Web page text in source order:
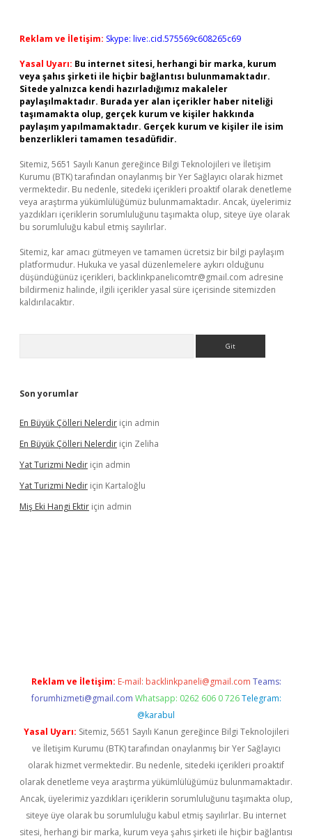
Reklam ve İletişim: Skype: live:.cid.575569c608265c69
Yasal Uyarı: Bu internet sitesi, herhangi bir marka, kurum
veya şahıs şirketi ile hiçbir bağlantısı bulunmamaktadır.
Sitede yalnızca kendi hazırladığımız makaleler
paylaşılmaktadır. Burada yer alan içerikler haber niteliği
taşımamakta olup, gerçek kurum ve kişiler hakkında
paylaşım yapılmamaktadır. Gerçek kurum ve kişiler ile isim
benzerlikleri tamamen tesadüfidir.
Sitemiz, 5651 Sayılı Kanun gereğince Bilgi Teknolojileri ve İletişim
Kurumu (BTK) tarafından onaylanmış bir Yer Sağlayıcı olarak hizmet
vermektedir. Bu nedenle, sitedeki içerikleri proaktif olarak denetleme
veya araştırma yükümlülüğümüz bulunmamaktadır. Ancak, üyelerimiz
yazdıkları içeriklerin sorumluluğunu taşımakta olup, siteye üye olarak
bu sorumluluğu kabul etmiş sayılırlar.
Sitemiz, kar amacı gütmeyen ve tamamen ücretsiz bir bilgi paylaşım
platformudur. Hukuka ve yasal düzenlemelere aykırı olduğunu
düşündüğünüz içerikleri, backlinkpanelicomtr@gmail.com adresine
bildirmeniz halinde, ilgili içerikler yasal süre içerisinde sitemizden
kaldırılacaktır.
Son yorumlar
En Büyük Çölleri Nelerdir için admin
En Büyük Çölleri Nelerdir için Zeliha
Yat Turizmi Nedir için admin
Yat Turizmi Nedir için Kartaloğlu
Miş Eki Hangi Ektir için admin
Reklam ve İletişim: E-mail: backlinkpaneli@gmail.com Teams:
forumhizmeti@gmail.com Whatsapp: 0262 606 0 726 Telegram:
@karabul
Yasal Uyarı: Sitemiz, 5651 Sayılı Kanun gereğince Bilgi Teknolojileri
ve İletişim Kurumu (BTK) tarafından onaylanmış bir Yer Sağlayıcı
olarak hizmet vermektedir. Bu nedenle, sitedeki içerikleri proaktif
olarak denetleme veya araştırma yükümlülüğümüz bulunmamaktadır.
Ancak, üyelerimiz yazdıkları içeriklerin sorumluluğunu taşımakta olup,
siteye üye olarak bu sorumluluğu kabul etmiş sayılırlar. Bu internet
sitesi, herhangi bir marka, kurum veya şahıs şirketi ile hiçbir bağlantısı